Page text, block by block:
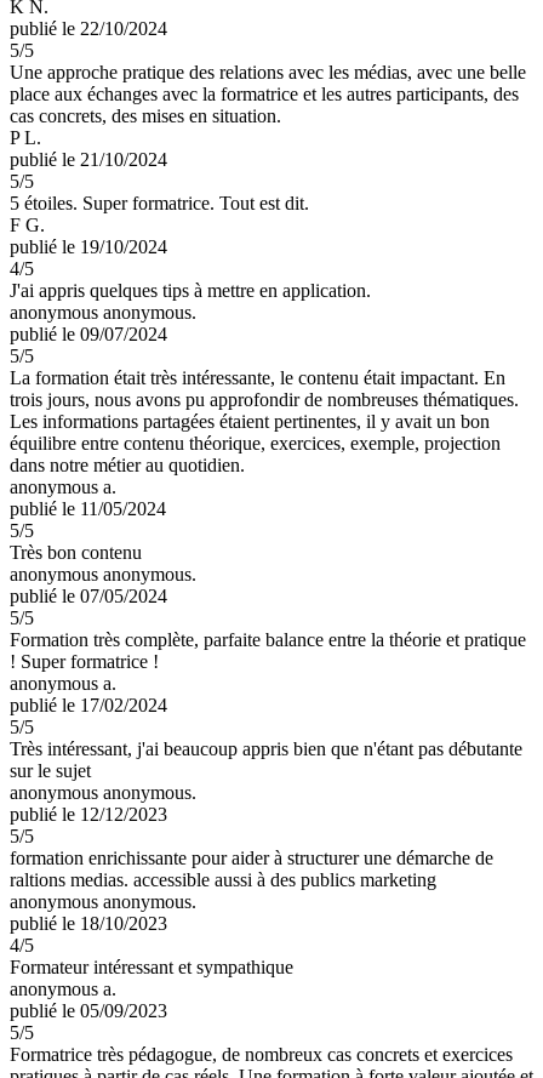
K N.
publié le 22/10/2024
5/5
Une approche pratique des relations avec les médias, avec une belle
place aux échanges avec la formatrice et les autres participants, des
cas concrets, des mises en situation.
P L.
publié le 21/10/2024
5/5
5 étoiles. Super formatrice. Tout est dit.
F G.
publié le 19/10/2024
4/5
J'ai appris quelques tips à mettre en application.
anonymous anonymous.
publié le 09/07/2024
5/5
La formation était très intéressante, le contenu était impactant. En
trois jours, nous avons pu approfondir de nombreuses thématiques.
Les informations partagées étaient pertinentes, il y avait un bon
équilibre entre contenu théorique, exercices, exemple, projection
dans notre métier au quotidien.
anonymous a.
publié le 11/05/2024
5/5
Très bon contenu
anonymous anonymous.
publié le 07/05/2024
5/5
Formation très complète, parfaite balance entre la théorie et pratique
! Super formatrice !
anonymous a.
publié le 17/02/2024
5/5
Très intéressant, j'ai beaucoup appris bien que n'étant pas débutante
sur le sujet
anonymous anonymous.
publié le 12/12/2023
5/5
formation enrichissante pour aider à structurer une démarche de
raltions medias. accessible aussi à des publics marketing
anonymous anonymous.
publié le 18/10/2023
4/5
Formateur intéressant et sympathique
anonymous a.
publié le 05/09/2023
5/5
Formatrice très pédagogue, de nombreux cas concrets et exercices